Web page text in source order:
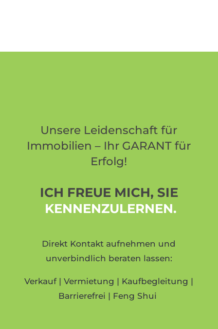
Unsere Leidenschaft für
Immobilien – Ihr GARANT für
Erfolg!
ICH FREUE MICH, SIE
KENNENZULERNEN.
Direkt Kontakt aufnehmen und
unverbindlich beraten lassen:
Verkauf | Vermietung | Kaufbegleitung |
Barrierefrei | Feng Shui